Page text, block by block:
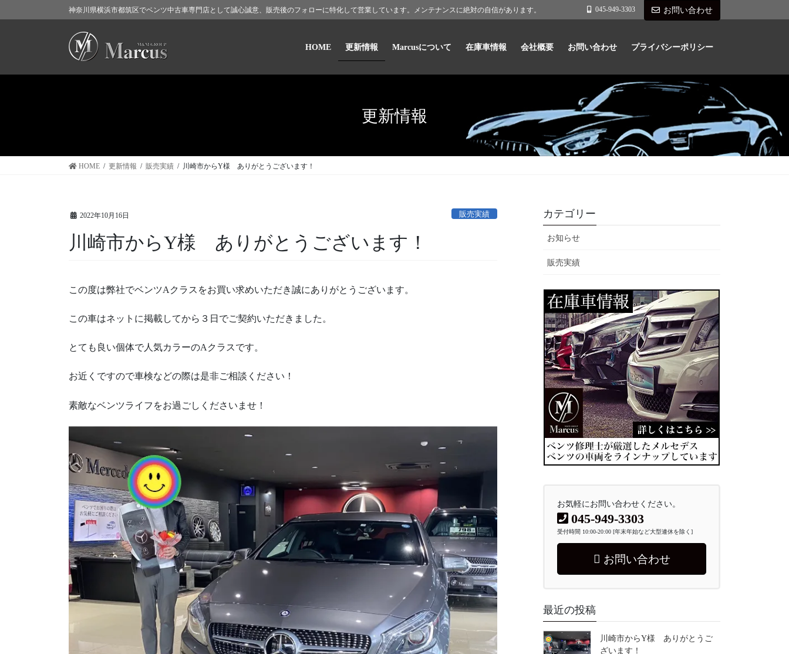
ン
に
ビ
ョ
神奈川県横浜市都筑区でベンツ中古車専門店として誠心誠意、販売後のフォローに特化して営業しています。メンテナンスに絶対の自信があります。 045-949-3303 お問い合わせ
HOME 更新情報 Marcusについて 在庫車情報 会社概要 お問い合わせ プライバシーポリシー
更新情報
HOME 更新情報 販売実績 川崎市からY様 ありがとうございます！
2022年10月16日 販売実績
川崎市からY様 ありがとうございます！
この度は弊社でベンツAクラスをお買い求めいただき誠にありがとうございます。
この車はネットに掲載してから３日でご契約いただきました。
とても良い個体で人気カラーのAクラスです。
お近くですので車検などの際は是非ご相談ください！
素敵なベンツライフをお過ごしくださいませ！
カテゴリー
お知らせ
販売実績
お気軽にお問い合わせください。
045-949-3303
受付時間 10:00-20:00 [年末年始など大型連休を除く]
お問い合わせ
最近の投稿
川崎市からY様 ありがとうご
ざいます！